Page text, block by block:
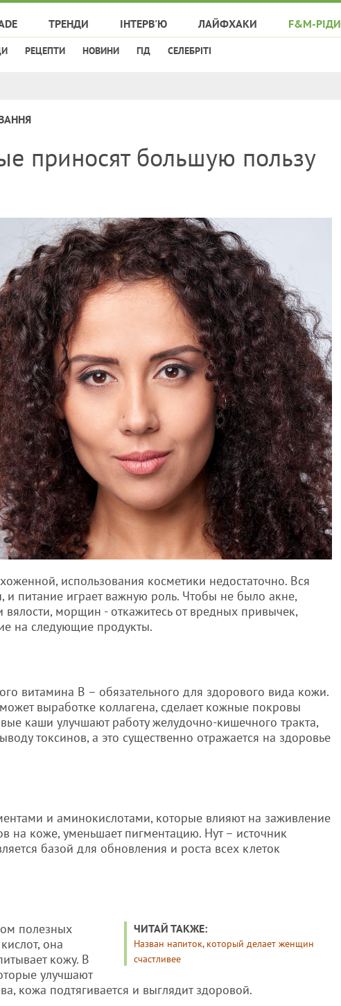
ТРЕНДИ ІНТЕРВ'Ю ЛАЙФХАКИ F&M-РІДИ
РЕЦЕПТИ НОВИНИ ГІД СЕЛЕБРІТІ
приносят большую пользу
использования косметики недостаточно. Вся
и питание играет важную роль. Чтобы не было акне,
вялости, морщин - откажитесь от вредных привычек,
на следующие продукты.
витамина В – обязательного для здорового вида кожи.
выработке коллагена, сделает кожные покровы
каши улучшают работу желудочно-кишечного тракта,
токсинов, а это существенно отражается на здоровье
и аминокислотами, которые влияют на заживление
на коже, уменьшает пигментацию. Нут – источник
базой для обновления и роста всех клеток
ЧИТАЙ ТАКЖЕ:
Назван напиток, который делает женщин
счастливее
полезных
она
кожу. В
улучшают
кожа подтягивается и выглядит здоровой.